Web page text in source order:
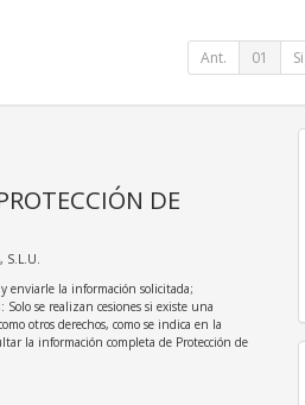
Ant. 01
DE
S.L.U.
enviarle la información solicitada;
: Solo se realizan cesiones si existe una
otros derechos, como se indica en la
la información completa de Protección de